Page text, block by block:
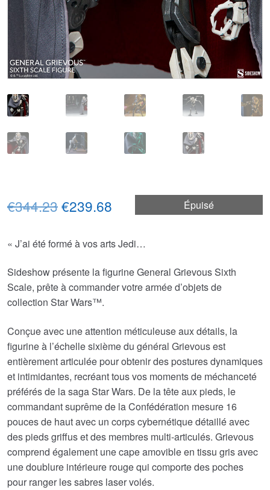
Épuisé
€344.23Le
initial
était :
€344.23.
€239.68
actuel
est :
€239.68.
« J’ai été formé à vos arts Jedi…
Sideshow présente la figurine General Grievous Sixth
Scale, prête à commander votre armée d’objets de
collection Star Wars™.
Conçue avec une attention méticuleuse aux détails, la
figurine à l’échelle sixième du général Grievous est
entièrement articulée pour obtenir des postures dynamiques
et intimidantes, recréant tous vos moments de méchanceté
préférés de la saga Star Wars. De la tête aux pieds, le
commandant suprême de la Confédération mesure 16
pouces de haut avec un corps cybernétique détaillé avec
des pieds griffus et des membres multi-articulés. Grievous
comprend également une cape amovible en tissu gris avec
une doublure intérieure rouge qui comporte des poches
pour ranger les sabres laser volés.